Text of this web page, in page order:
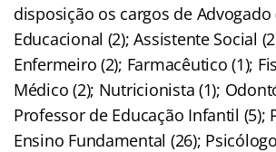
disposição os cargos de Advogado
Educacional (2); Assistente Social
Enfermeiro (2); Farmacêutico (1);
Médico (2); Nutricionista (1);
Professor de Educação Infantil (5);
Ensino Fundamental (26);